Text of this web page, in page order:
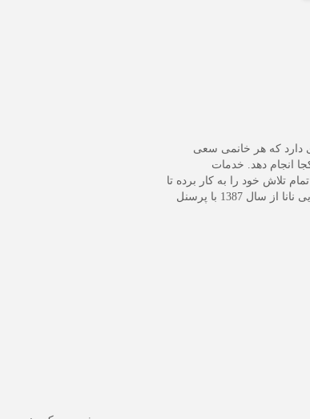
دارد که هر خانمی سعی
انجام دهد. خدمات
تلاش خود را به کار برده تا
امور مهم آرایش‌گری به صورت یکجا ارائه شود. سالن زیبایی نانا از سال 1387 با پرسنل